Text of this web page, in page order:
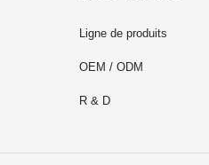
Ligne de produits
OEM / ODM
R & D